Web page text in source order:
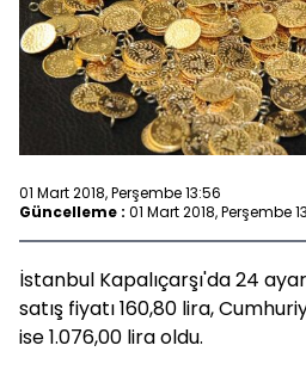
01 Mart 2018, Perşembe 13:56
Güncelleme : 01 Mart 2018, Perşembe
İstanbul Kapalıçarşı'da 24
satış fiyatı 160,80 lira,
ise 1.076,00 lira oldu.